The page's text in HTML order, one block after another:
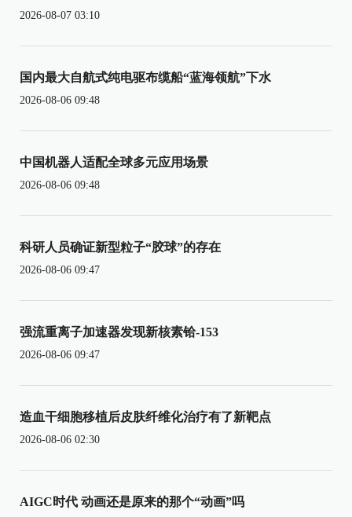
2026-08-07 03:10
国内最大自航式纯电驱布缆船“蓝海领航”下水
2026-08-06 09:48
中国机器人适配全球多元应用场景
2026-08-06 09:48
科研人员确证新型粒子“胶球”的存在
2026-08-06 09:47
强流重离子加速器发现新核素铪-153
2026-08-06 09:47
造血干细胞移植后皮肤纤维化治疗有了新靶点
2026-08-06 02:30
AIGC时代 动画还是原来的那个“动画”吗